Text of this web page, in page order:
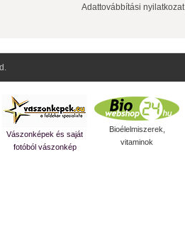
Adattovábbítási nyilatkozat
Vászonképek és saját
fotóból vászonkép
Bioélelmiszerek,
vitaminok